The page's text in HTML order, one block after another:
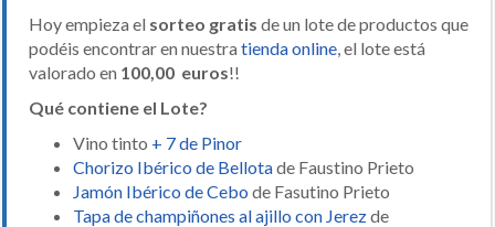
Hoy empieza el sorteo gratis de un lote de productos que
podéis encontrar en nuestra tienda online, el lote está
valorado en 100,00 euros!!
Qué contiene el Lote?
Vino tinto + 7 de Pinor
Chorizo Ibérico de Bellotade Faustino Prieto
Jamón Ibérico de Cebo de Fasutino Prieto
Tapa de champiñones al ajillo con Jerezde